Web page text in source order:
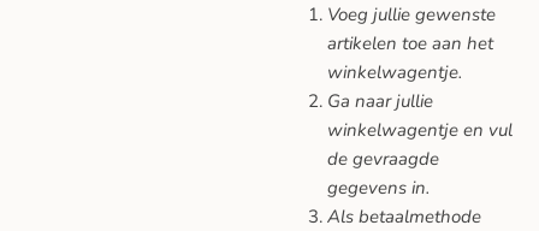
Voeg jullie gewenste
artikelen toe aan het
winkelwagentje.
Ga naar jullie
winkelwagentje en vul
de gevraagde
gegevens in.
Als betaalmethode